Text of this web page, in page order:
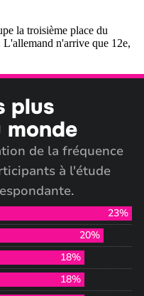
la troisième place du
L'allemand n'arrive que 12e,